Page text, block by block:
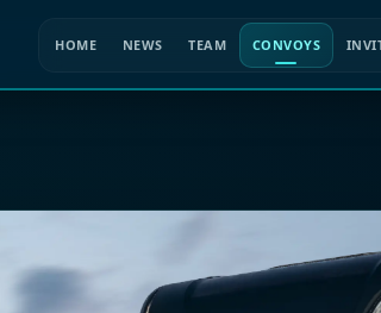
HOME NEWS TEAM CONVOYS